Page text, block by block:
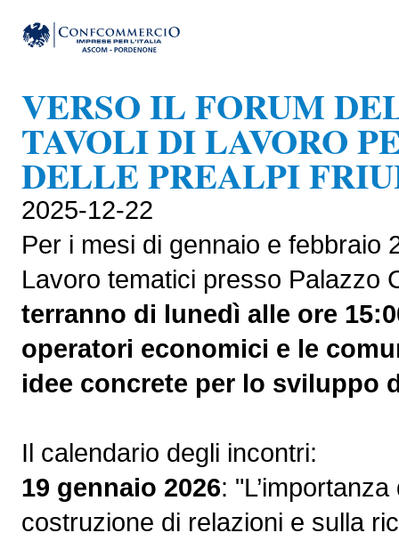
VERSO IL FORUM
TAVOLI DI LAVORO
DELLE PREALPI
2025-12-22
Per i mesi di gennaio e febbraio
Lavoro tematici presso Palazzo
terranno di lunedì alle ore
operatori economici e le
idee concrete per lo sviluppo
Il calendario degli incontri:
19 gennaio 2026:
costruzione di relazioni e sulla